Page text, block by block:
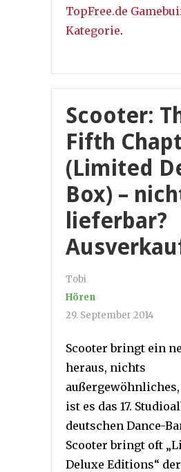
TopFree.de
Kategorie.
Scooter:
Fifth
(Limited
Box) –
lieferbar?
Tobi
Hören
29. September 2014
Scooter bringt ein
heraus, nichts
ist es das 17.
deutschen Dance-
Scooter bringt oft
Deluxe Editions“